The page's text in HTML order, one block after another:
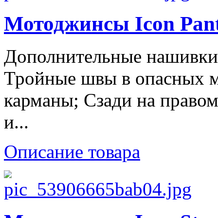
Мотоджинсы Icon
Дополнительные нашивки
Тройные швы в опасных
карманы; Сзади на
и...
Описание товара